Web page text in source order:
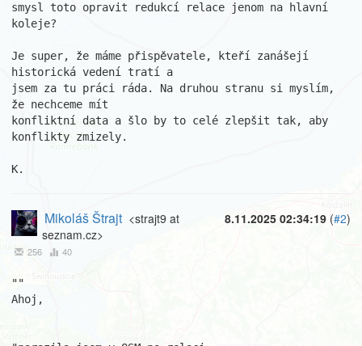
smysl toto opravit redukcí relace jenom na hlavní
koleje?
Je super, že máme přispěvatele, kteří zanášejí
historická vedení tratí a
jsem za tu práci ráda. Na druhou stranu si myslím,
že nechceme mít
konfliktní data a šlo by to celé zlepšit tak, aby
konflikty zmizely.
K.
8.11.2025 02:34:19 (#2)
Mikoláš Štrajt <strajt9 at
seznam.cz>
256 40
""
Ahoj,